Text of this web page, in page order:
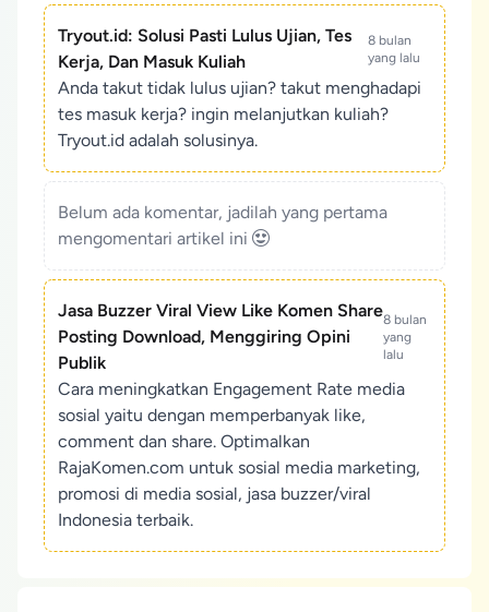
Tryout.id: Solusi Pasti Lulus Ujian, Tes
Kerja, Dan Masuk Kuliah
8 bulan
yang lalu
Anda takut tidak lulus ujian? takut menghadapi
tes masuk kerja? ingin melanjutkan kuliah?
Tryout.id adalah solusinya.
Belum ada komentar, jadilah yang pertama
mengomentari artikel ini
Jasa Buzzer Viral View Like Komen Share
Posting Download, Menggiring Opini
Publik
8 bulan
yang
lalu
Cara meningkatkan Engagement Rate media
sosial yaitu dengan memperbanyak like,
comment dan share. Optimalkan
RajaKomen.com untuk sosial media marketing,
promosi di media sosial, jasa buzzer/viral
Indonesia terbaik.